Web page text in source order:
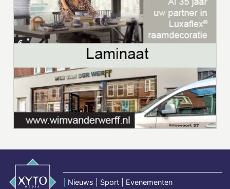
Nieuws | Sport | Evenementen